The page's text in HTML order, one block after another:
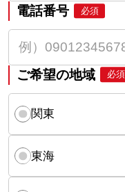
電話番号 必須
ご希望の地域 必須
関東
東海